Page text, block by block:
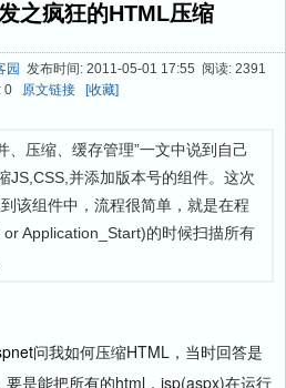
之疯狂的HTML压缩
园 发布时间: 2011-05-01 17:55 阅读: 2391
0
原文链接 [收藏]
、压缩、缓存管理”一文中说到自己
JS,CSS,并添加版本号的组件。这次
该组件中，流程很简单，就是在程
Application_Start)的时候扫描所有
问我如何压缩HTML，当时回答是
是能把所有的html，jsp(aspx)在运行